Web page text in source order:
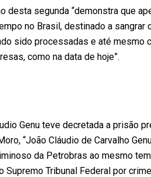
desta segunda “demonstra que
no Brasil, destinado a
sido processadas e até mesmo
como na data de hoje”.
Genu teve decretada a prisão
“João Cláudio de Carvalho
da Petrobras ao mesmo
Supremo Tribunal Federal por